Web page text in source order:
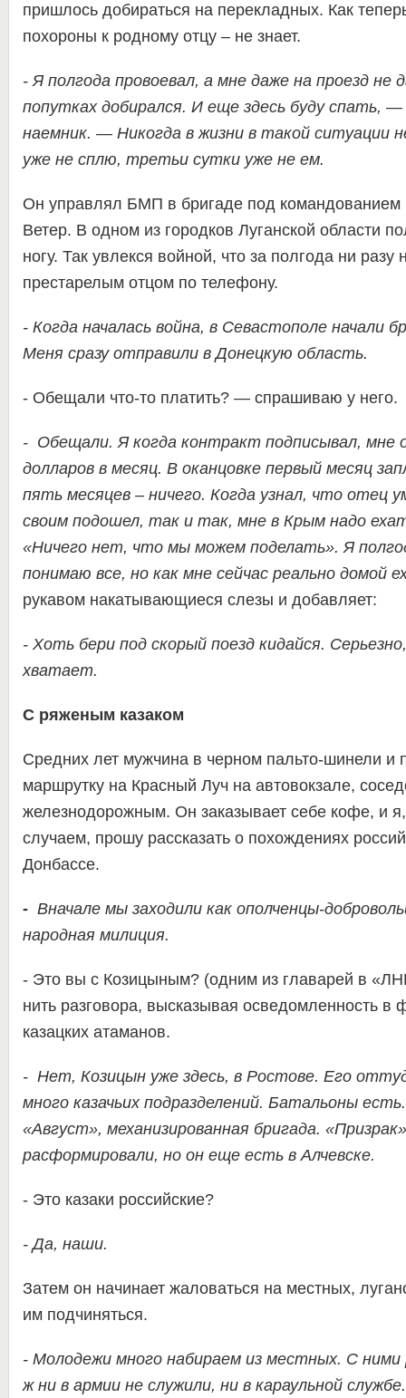
пришлось добираться на перекладных. Как
похороны к родному отцу – не знает.
- Я полгода провоевал, а мне даже на проезд не
попутках добирался. И еще здесь буду спать,
наемник. — Никогда в жизни в такой ситуации
уже не сплю, третьи сутки уже не ем.
Он управлял БМП в бригаде под командованием
Ветер. В одном из городков Луганской области
ногу. Так увлекся войной, что за полгода ни разу
престарелым отцом по телефону.
- Когда началась война, в Севастополе начали
Меня сразу отправили в Донецкую область.
- Обещали что-то платить? — спрашиваю у него.
- Обещали. Я когда контракт подписывал, мне
долларов в месяц. В оканцовке первый месяц
пять месяцев – ничего. Когда узнал, что отец
своим подошел, так и так, мне в Крым надо
«Ничего нет, что мы можем поделать». Я
понимаю все, но как мне сейчас реально домой
рукавом накатывающиеся слезы и добавляет:
- Хоть бери под скорый поезд кидайся.
хватает.
С ряженым казаком
Средних лет мужчина в черном пальто-шинели и
маршрутку на Красный Луч на автовокзале,
железнодорожным. Он заказывает себе кофе, и
случаем, прошу рассказать о похождениях
Донбассе.
- Вначале мы заходили как ополченцы-
народная милиция.
- Это вы с Козицыным? (одним из главарей в
нить разговора, высказывая осведомленность
казацких атаманов.
- Нет, Козицын уже здесь, в Ростове. Его
много казачьих подразделений. Батальоны
«Август», механизированная бригада.
расформировали, но он еще есть в Алчевске.
- Это казаки российские?
- Да, наши.
Затем он начинает жаловаться на местных,
им подчиняться.
- Молодежи много набираем из местных. С
ж ни в армии не служили, ни в караульной